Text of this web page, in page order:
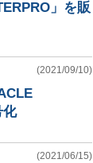
」を販
(2021/09/10)
化
(2021/06/15)